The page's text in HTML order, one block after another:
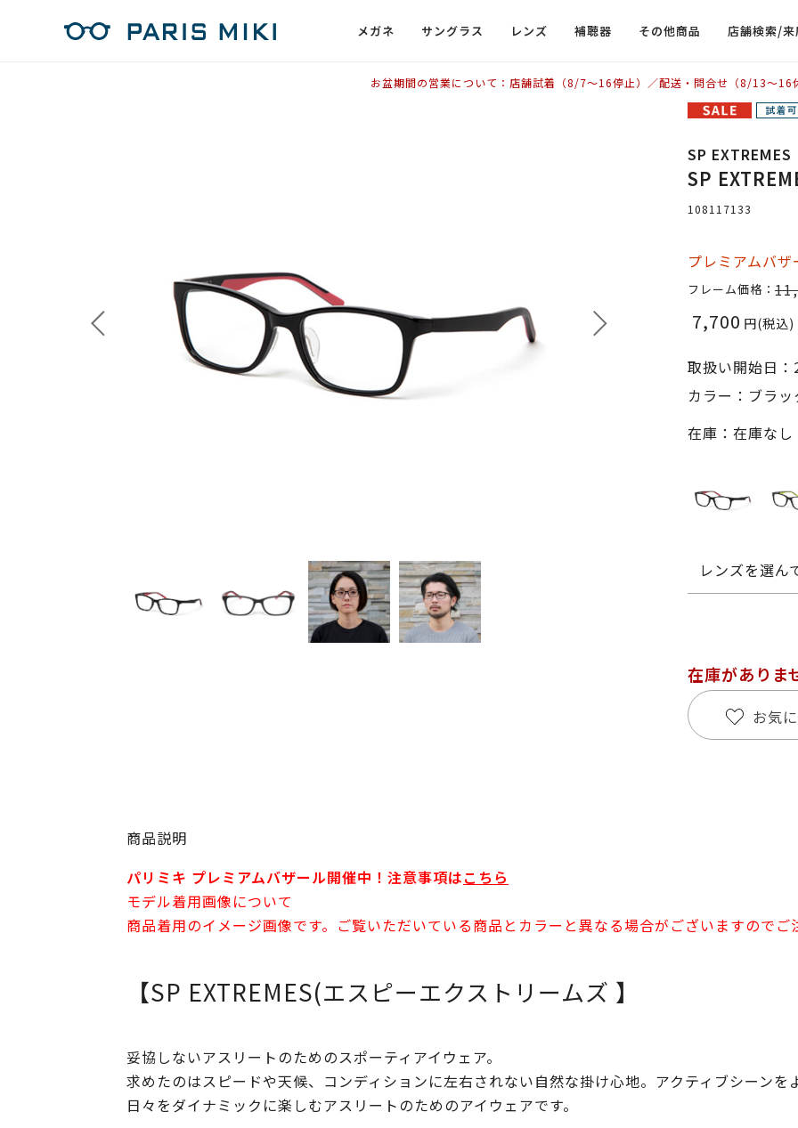
メガネ サングラス レンズ 補聴器 その他商品 店舗検索/
お盆期間の営業について：店舗試着（8/7〜16停止）／配送・問合せ（8/13〜16
SP EXTREMES
SP
108117133
プレミアムバ
フレーム価格：
7,700 円(税込)
取扱い開始日
カラー：ブラッ
在庫：在庫なし
レンズを選ん
在庫がありま
お気
商品説明
パリミキ プレミアムバザール開催中！注意事項はこちら
モデル着用画像について
商品着用のイメージ画像です。ご覧いただいている商品とカラーと異なる場合がございますのでご
【SP EXTREMES(エスピーエクストリームズ 】
妥協しないアスリートのためのスポーティアイウェア。
求めたのはスピードや天候、コンディションに左右されない自然な掛け心地。アクティブシーン
日々をダイナミックに楽しむアスリートのためのアイウェアです。